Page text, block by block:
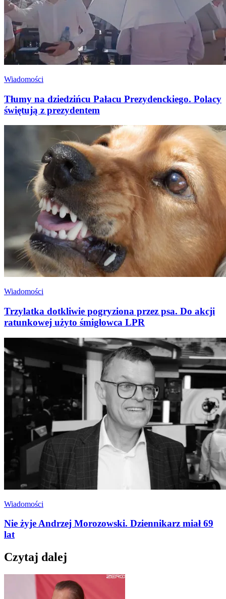
Wiadomości
Tłumy na dziedzińcu Pałacu Prezydenckiego. Polacy
świętują z prezydentem
Wiadomości
Trzylatka dotkliwie pogryziona przez psa. Do akcji
ratunkowej użyto śmigłowca LPR
Wiadomości
Nie żyje Andrzej Morozowski. Dziennikarz miał 69
lat
Czytaj dalej